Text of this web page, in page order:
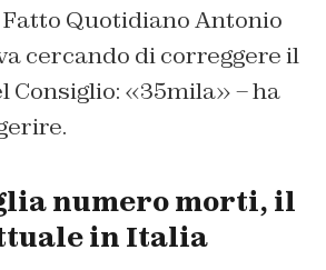
Quotidiano Antonio
cercando di correggere il
Consiglio: «35mila» – ha
numero morti, il
in Italia